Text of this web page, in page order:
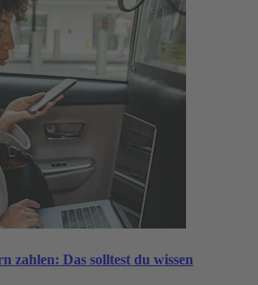
zahlen: Das solltest du wissen